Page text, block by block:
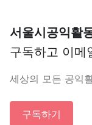
서울시공익활
구독하고 이메
세상의 모든 공익
구독하기